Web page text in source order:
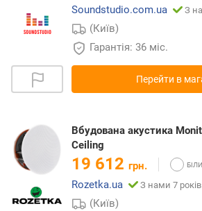
Soundstudio.com.ua
З
(Київ)
Гарантія: 36 міс.
Перейти в
Вбудована акустика
Ceiling
19 612 грн.
Rozetka.ua
З нами 7 років
(Київ)